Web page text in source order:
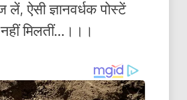
ऐसी ज्ञानवर्धक पोस्टें
नहीं मिलतीं…।।।